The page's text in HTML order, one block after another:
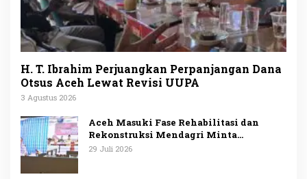
H. T. Ibrahim Perjuangkan Perpanjangan Dana
Otsus Aceh Lewat Revisi UUPA
3 Agustus 2026
Aceh Masuki Fase Rehabilitasi dan
Rekonstruksi Mendagri Minta
Penggunaan Anggaran Dipublikasikan
29 Juli 2026